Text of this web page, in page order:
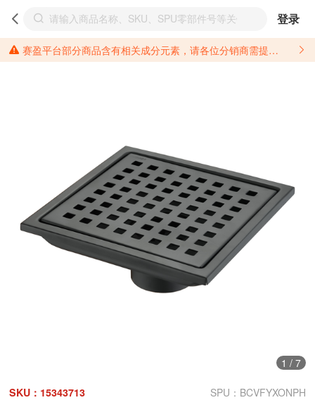
登录
赛盈平台部分商品含有相关成分元素，请各位分销商需提前了解产品材质情况，并针对其做好相关的风险把控，以免造成不必要的损失。 *美国加州65法案进一步规定了对于仅包含致癌物质，仅包含致生殖毒性物质，同时包含致癌物质和致生殖毒性物质，亦或是包含某一物质即为致癌物质又为致生殖毒性物质的产品的警示标语要求。 *新法案提供的警示标语修订并不是强制实施的，其只是避免昂贵诉讼的一种有效的方法。只要企业在保证其使用的另外的警示标语是“清晰和合理”并符合加州65法案要求的，那也是可以被接受的。*请充分了解第三方销售平台对商品上架规要求，并根据对应平台规则调整相关商品信息后进行上架，以免造成您不必要损失。 汽配产品上架注意事项： 不同第三方平台对于适配车型等信息的填写要求各有不同。例如：亚马逊明确禁止在产品标题、卖点和描述中直接使用适配车型的年份、品牌和型号信息；请您仔细研究并熟悉所销售平台关于汽配产品上架销售的具体规则，如果因上架的汽配产品信息填写不符合所销售平台要求，产生违规/侵权等问题所造成的损失需您自行承担。
1 / 7
SKU：15343713
SPU：BCVFYXONPH